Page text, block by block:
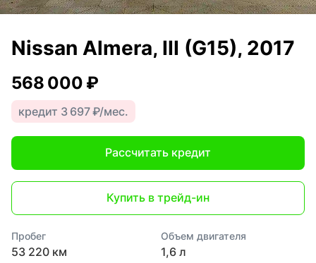
Nissan Almera, III (G15), 2017
568 000 ₽
кредит 3 697 ₽/мес.
Рассчитать кредит
Купить в трейд-ин
Пробег
53 220 км
Объем двигателя
1,6 л